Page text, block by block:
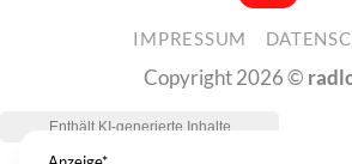
IMPRESSUM
Copyright 2026 ©